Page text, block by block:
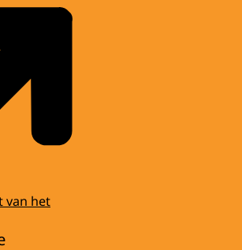
van het